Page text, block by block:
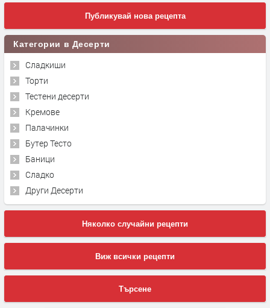
Публикувай нова рецепта
Категории в Десерти
Сладкиши
Торти
Тестени десерти
Кремове
Палачинки
Бутер Тесто
Баници
Сладко
Други Десерти
Няколко случайни рецепти
Виж всички рецепти
Търсене